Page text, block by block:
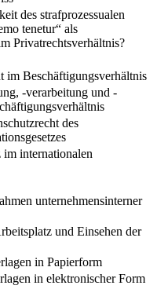
des strafprozessualen
tenetur“ als
Privatrechtsverhältnis?
im Beschäftigungsverhältnis
-verarbeitung und -
des
im internationalen
unternehmensinterner
und Einsehen der
in Papierform
in elektronischer Form